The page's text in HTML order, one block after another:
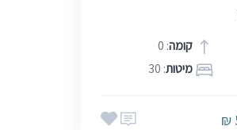
קומה: 0
מיטות: 30